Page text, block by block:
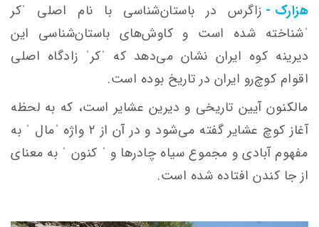
هزارک - زاگرس در باستان‌شناسی با نام اصلی ˈکر
ˈشناخته شده است و کاوش‌های باستان‌شناسی این
دیرینه کوه ایران نشان می‌دهد که ˈکرˈ زادگاه اصلی
اقوام کوچ‌رو ایران در تاریخ بوده است.
مالکنون آیین تاریخی و دیرین عشایر است، که به لحظه
آغاز کوچ عشایر گفته می‌شود و در آن از ۲ واژه ˈمال ˈ به
مفهوم آبادی و مجموع سیاه چادرها و ˈ کنون ˈ به معنای
از جا کندن افتاده شده است.